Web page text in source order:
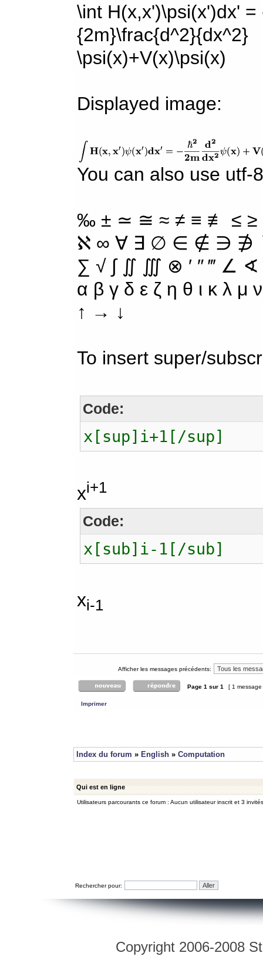
\int H(x,x')\psi(x')dx'
{2m}\frac{d^2}{dx^2}
\psi(x)+V(x)\psi(x)
Displayed image:
You can also use utf-
‰ ± ≃ ≅ ≈ ≠ ≡ ≢ ≤
ℵ ∞ ∀ ∃ ∅ ∈ ∉ ∋ ∌
∑ √ ∫ ∬ ∭ ⊗ ′ ″ ‴ ∠
α β γ δ ε ζ η θ ι κ λ
↑ → ↓
To insert super/
Code:
x[sup]i+1[/sup]
xi+1
Code:
x[sub]i-1[/sub]
xi-1
Afficher les messages précédents:
Page 1 sur 1 [ 1
Imprimer
Index du forum » English » Computation
Qui est en ligne
Utilisateurs parcourants ce forum : Aucun utilisateur inscrit et 3 invités
Rechercher pour:
Copyright 2006-2008